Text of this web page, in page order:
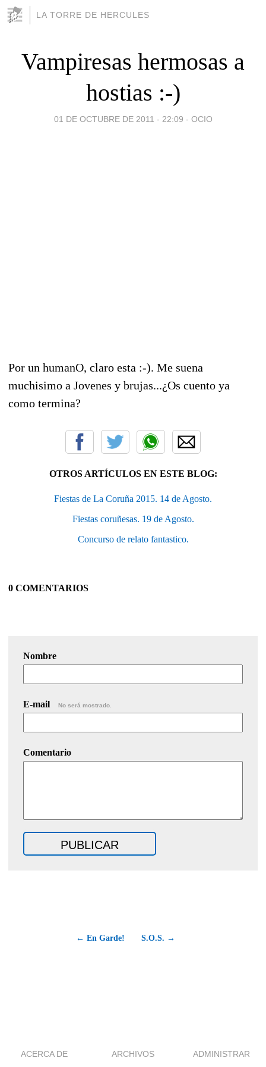
LA TORRE DE HERCULES
Vampiresas hermosas a
hostias :-)
01 DE OCTUBRE DE 2011 - 22:09 - OCIO
Por un humanO, claro esta :-). Me suena
muchisimo a Jovenes y brujas...¿Os cuento ya
como termina?
OTROS ARTÍCULOS EN ESTE BLOG:
Fiestas de La Coruña 2015. 14 de Agosto.
Fiestas coruñesas. 19 de Agosto.
Concurso de relato fantastico.
0 COMENTARIOS
Nombre
E-mail No será mostrado.
Comentario
← En Garde! S.O.S. →
ACERCA DE ARCHIVOS ADMINISTRAR